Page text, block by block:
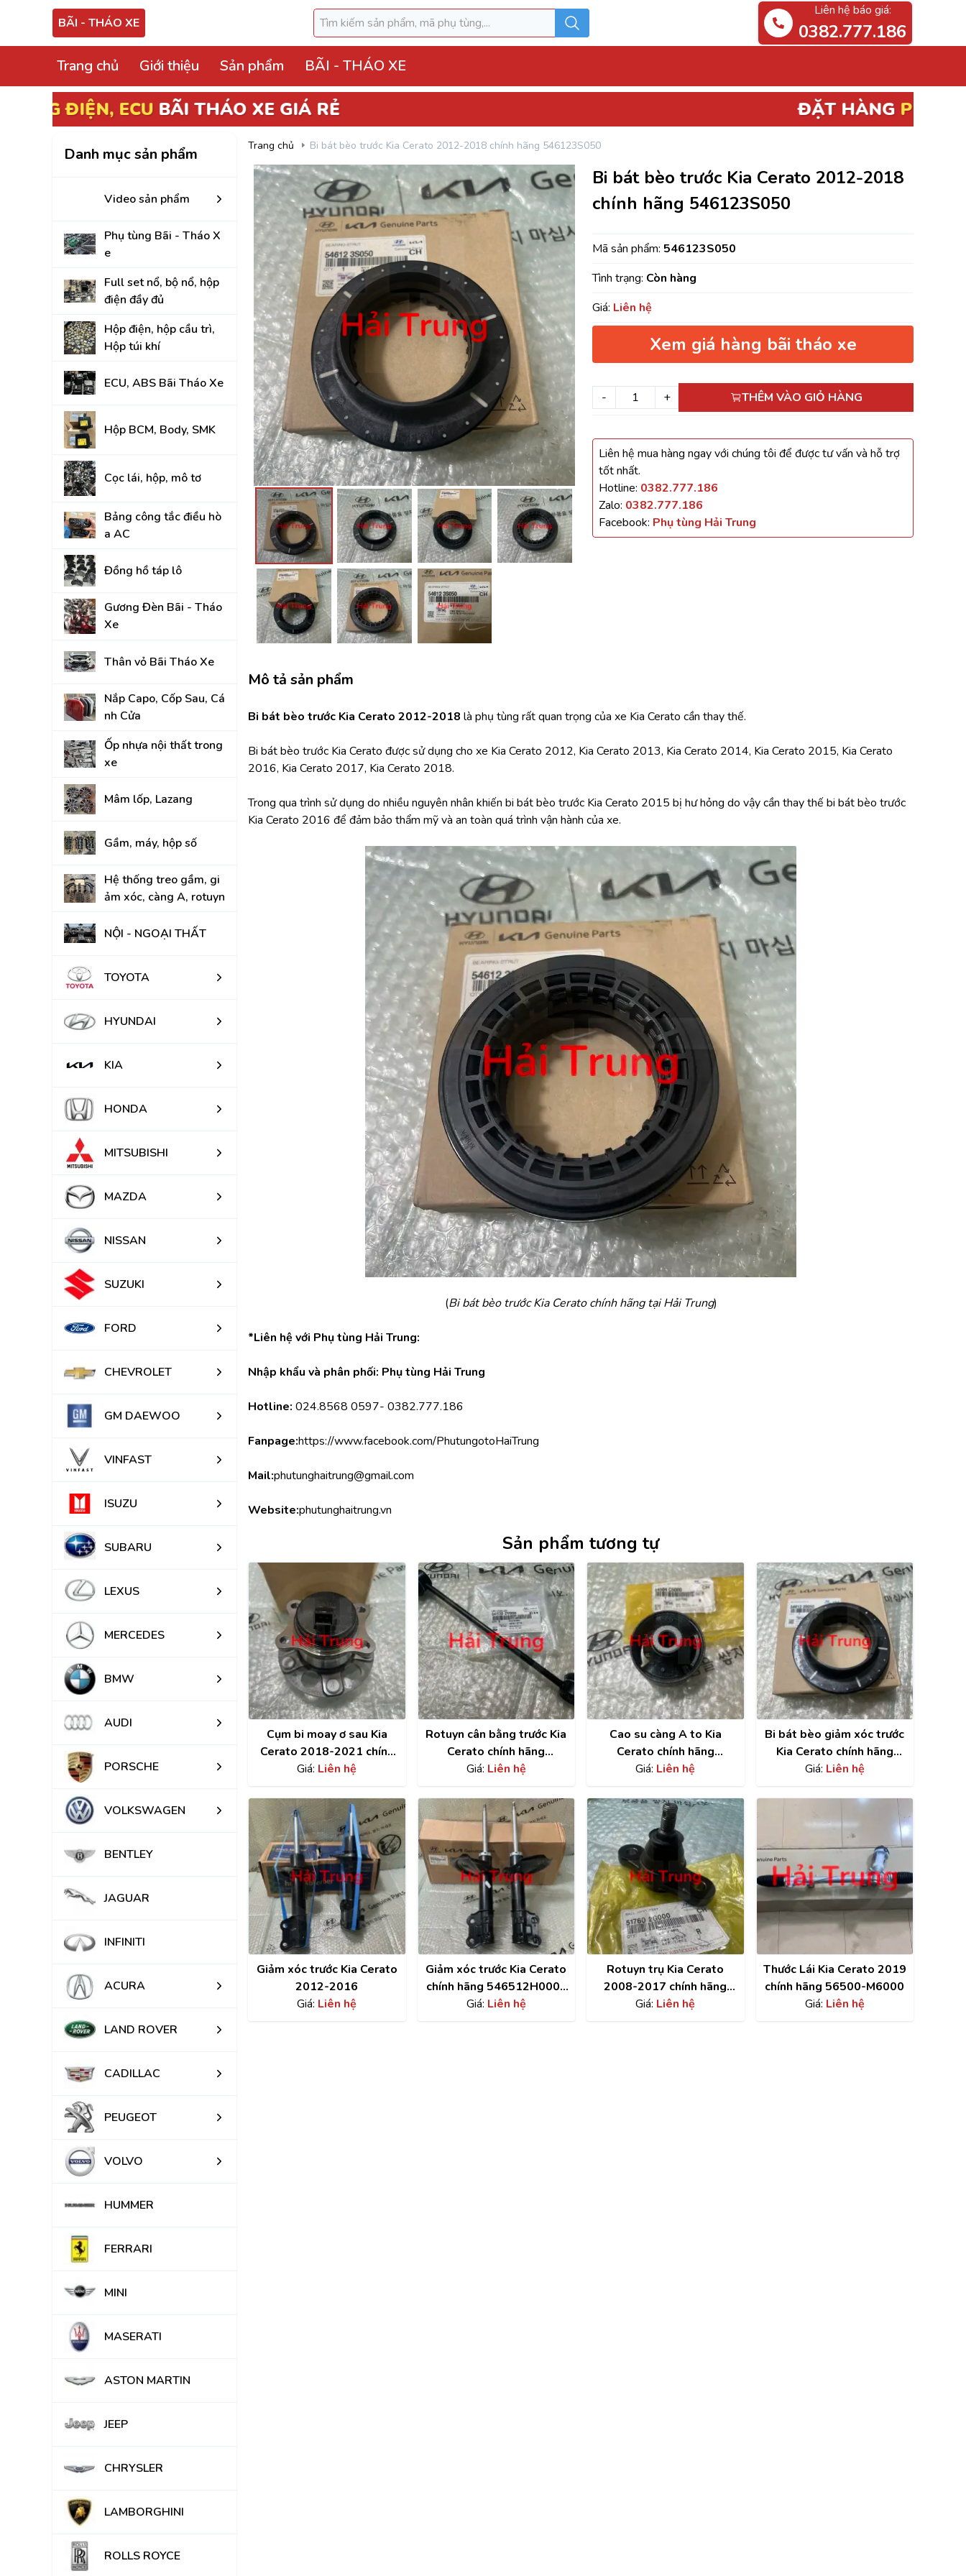
BÃI - THÁO XE
Liên hệ báo giá:
0382.777.186
Trang chủ Giới thiệu Sản phẩm
Video sản phẩm
Phụ tùng Bãi - Tháo Xe
Hộp điện, hộp cầu trì, Hộp túi khí
ECU, ABS Bãi Tháo Xe
Hộp BCM, Body, SMK
Cọc lái, hộp, mô tơ
Bảng công tắc điều hòa AC
Đồng hồ táp lô
Gương Đèn Bãi - Tháo Xe
Thân vỏ Bãi Tháo Xe
Nắp Capo, Cốp Sau, Cánh Cửa
Ốp nhựa nội thất trong xe
Mâm lốp, Lazang
Gầm, máy, hộp số
Hệ thống treo gầm, giảm xóc, càng
A, rotuyn
NỘI - NGOẠI THẤT
TOYOTA
HYUNDAI
BÃI - THÁO XE
PHỤ TÙNG ĐIỆN, ECU
Danh mục sản phẩm
Video sản phẩm
Phụ tùng Bãi - Tháo X
e
Full set nổ, bộ nổ, hộp
điện đầy đủ
Hộp điện, hộp cầu trì,
Hộp túi khí
ECU, ABS Bãi Tháo Xe
Hộp BCM, Body, SMK
Cọc lái, hộp, mô tơ
Bảng công tắc điều hò
a AC
Đồng hồ táp lô
Gương Đèn Bãi - Tháo
Xe
Thân vỏ Bãi Tháo Xe
Nắp Capo, Cốp Sau, Cá
nh Cửa
Ốp nhựa nội thất trong
xe
Mâm lốp, Lazang
Gầm, máy, hộp số
Hệ thống treo gầm, gi
ảm xóc, càng A, rotuyn
NỘI - NGOẠI THẤT
TOYOTA
HYUNDAI
KIA
HONDA
MITSUBISHI
MAZDA
NISSAN
SUZUKI
FORD
CHEVROLET
GM DAEWOO
VINFAST
ISUZU
SUBARU
LEXUS
MERCEDES
BMW
AUDI
PORSCHE
VOLKSWAGEN
BENTLEY
JAGUAR
INFINITI
ACURA
LAND ROVER
CADILLAC
PEUGEOT
VOLVO
HUMMER
FERRARI
MINI
MASERATI
ASTON MARTIN
JEEP
CHRYSLER
LAMBORGHINI
ROLLS ROYCE
Trang chủ Bi bát bèo trước Kia Cerato 2012-2018 chính hãng 546123S050
Bi bát bèo trước Kia Cerato 2012-2018
chính hãng 546123S050
Mã sản phẩm: 546123S050
Tình trạng: Còn hàng
Giá: Liên hệ
Xem giá hàng bãi tháo xe
- + THÊM VÀO GIỎ HÀNG
Liên hệ mua hàng ngay với chúng tôi để được tư vấn và hỗ trợ
tốt nhất.
Hotline: 0382.777.186
Zalo: 0382.777.186
Facebook: Phụ tùng Hải Trung
Mô tả sản phẩm
Bi bát bèo trước Kia Cerato 2012-2018 là phụ tùng rất quan trọng của xe Kia Cerato cần thay thế.
Bi bát bèo trước Kia Cerato được sử dụng cho xe Kia Cerato 2012, Kia Cerato 2013, Kia Cerato 2014, Kia Cerato 2015, Kia Cerato
2016, Kia Cerato 2017, Kia Cerato 2018.
Trong qua trình sử dụng do nhiều nguyên nhân khiến bi bát bèo trước Kia Cerato 2015 bị hư hỏng do vậy cần thay thế bi bát bèo trước
Kia Cerato 2016 để đảm bảo thẩm mỹ và an toàn quá trình vận hành của xe.
(Bi bát bèo trước Kia Cerato chính hãng tại Hải Trung)
*Liên hệ với Phụ tùng Hải Trung:
Nhập khẩu và phân phối: Phụ tùng Hải Trung
Hotline: 024.8568 0597- 0382.777.186
Fanpage:https://www.facebook.com/PhutungotoHaiTrung
Mail:phutunghaitrung@gmail.com
Website:phutunghaitrung.vn
Sản phẩm tương tự
Cụm bi moay ơ sau Kia
Cerato 2018-2021 chính
hãng 52730F0000
Giá: Liên hệ
Rotuyn cân bằng trước Kia
Cerato chính hãng
548302V000
Giá: Liên hệ
Cao su càng A to Kia
Cerato chính hãng
54584C5000
Giá: Liên hệ
Bi bát bèo giảm xóc trước
Kia Cerato chính hãng
546123S050
Giá: Liên hệ
Giảm xóc trước Kia Cerato
2012-2016
Giá: Liên hệ
Giảm xóc trước Kia Cerato
chính hãng 546512H000 ,
546612H000
Giá: Liên hệ
Rotuyn trụ Kia Cerato
2008-2017 chính hãng
517602G000
Giá: Liên hệ
Thước Lái Kia Cerato 2019
chính hãng 56500-M6000
Giá: Liên hệ